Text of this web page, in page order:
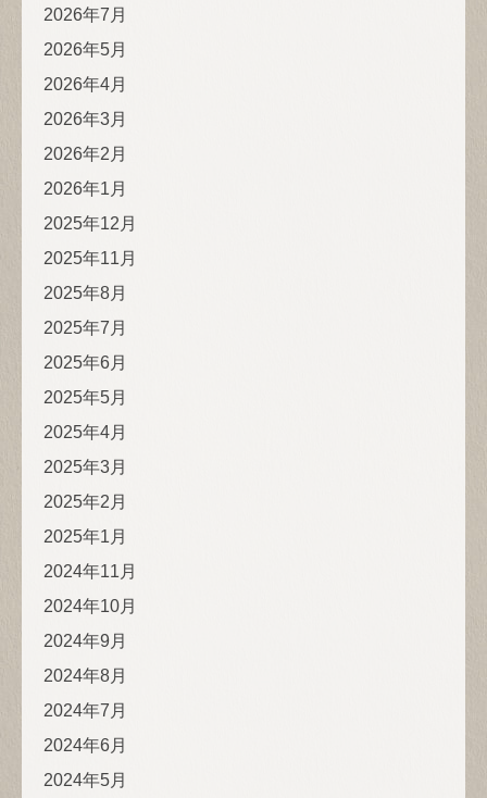
2026年7月
2026年5月
2026年4月
2026年3月
2026年2月
2026年1月
2025年12月
2025年11月
2025年8月
2025年7月
2025年6月
2025年5月
2025年4月
2025年3月
2025年2月
2025年1月
2024年11月
2024年10月
2024年9月
2024年8月
2024年7月
2024年6月
2024年5月